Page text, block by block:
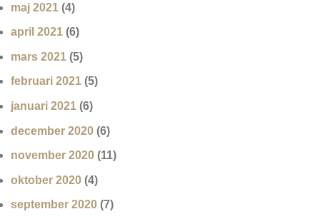
maj 2021 (4)
april 2021 (6)
mars 2021 (5)
februari 2021 (5)
januari 2021 (6)
december 2020 (6)
november 2020 (11)
oktober 2020 (4)
september 2020 (7)